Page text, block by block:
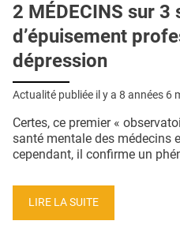
CRÉDITS
2 MÉDECINS sur
d’épuisement
dépression
Actualité publiée il y a 8 années 6
Certes, ce premier «
santé mentale des médecins
cependant, il confirme un
LIRE LA SUITE